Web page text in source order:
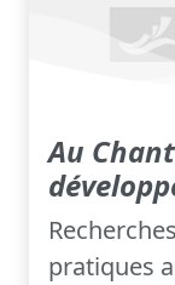
Au
pratiques